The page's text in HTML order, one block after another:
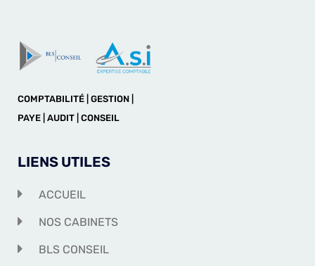
COMPTABILITÉ | GESTION |
PAYE | AUDIT | CONSEIL
LIENS UTILES
ACCUEIL
NOS CABINETS
BLS CONSEIL